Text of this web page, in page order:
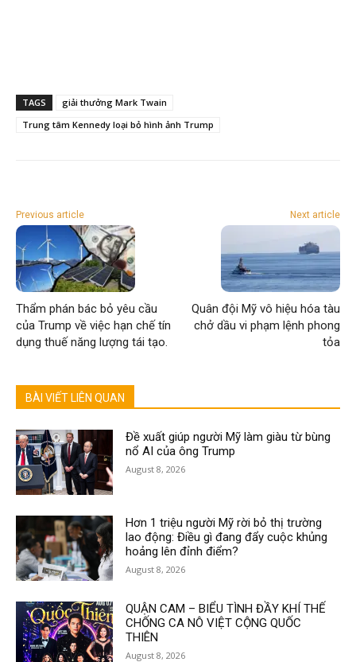
TAGS
giải thưởng Mark Twain
Trung tâm Kennedy loại bỏ hình ảnh Trump
Previous article
Thẩm phán bác bỏ yêu cầu
của Trump về việc hạn chế tín
dụng thuế năng lượng tái tạo.
Next article
Quân đội Mỹ vô hiệu hóa tàu
chở dầu vi phạm lệnh phong
tỏa
BÀI VIẾT LIÊN QUAN
Đề xuất giúp người Mỹ làm giàu từ bùng
nổ AI của ông Trump
August 8, 2026
Hơn 1 triệu người Mỹ rời bỏ thị trường
lao động: Điều gì đang đẩy cuộc khủng
hoảng lên đỉnh điểm?
August 8, 2026
QUẬN CAM – BIỂU TÌNH ĐẦY KHÍ THẾ
CHỐNG CA NÔ VIỆT CỘNG QUỐC
THIÊN
August 8, 2026